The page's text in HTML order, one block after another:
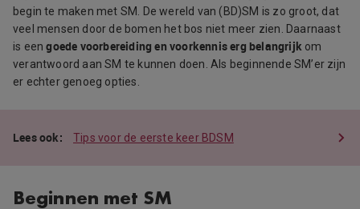
begin te maken met SM. De wereld van (BD)SM is zo groot, dat
veel mensen door de bomen het bos niet meer zien. Daarnaast
is eengoede voorbereiding en voorkennis erg belangrijk om
verantwoord aan SM te kunnen doen. Als beginnende SM’er zijn
er echter genoeg opties.
Tips voor de eerste keer BDSM
Beginnen met SM